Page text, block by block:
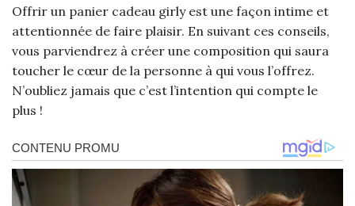
Offrir un panier cadeau girly est une façon intime et
attentionnée de faire plaisir. En suivant ces conseils,
vous parviendrez à créer une composition qui saura
toucher le cœur de la personne à qui vous l’offrez.
N’oubliez jamais que c’est l’intention qui compte le
plus !